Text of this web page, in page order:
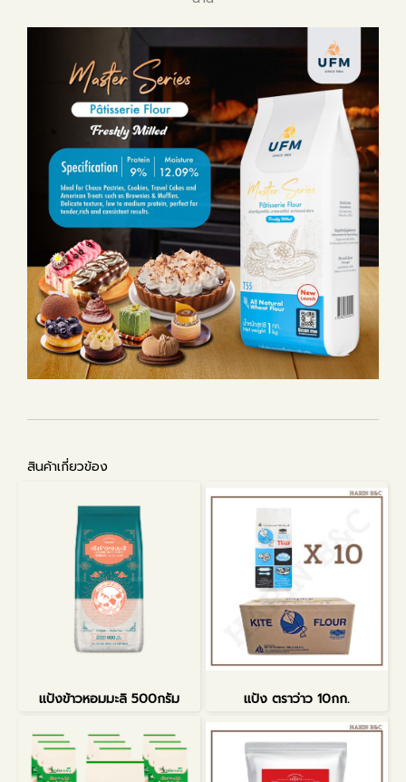
สินค้าเกี่ยวข้อง
แป้งข้าวหอมมะลิ 500กรัม แป้ง ตราว่าว 10กก.